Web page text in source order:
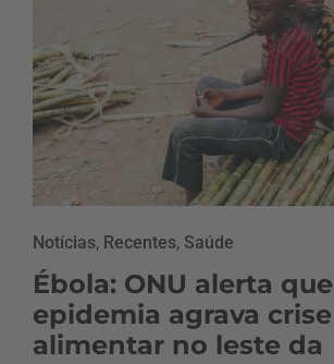
Notícias, Recentes, Saúde
Ébola: ONU alerta que
epidemia agrava crise
alimentar no leste da